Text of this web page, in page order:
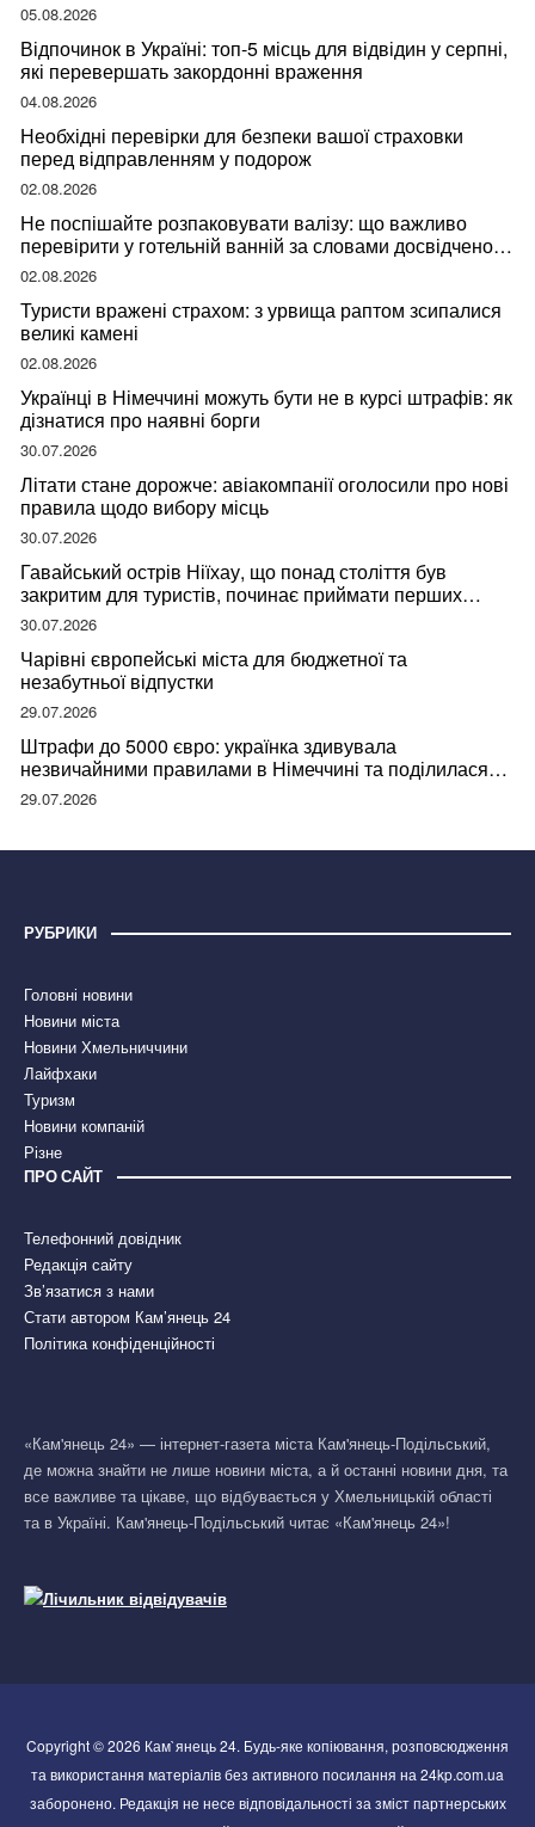
05.08.2026
Відпочинок в Україні: топ-5 місць для відвідин у серпні,
які перевершать закордонні враження
04.08.2026
Необхідні перевірки для безпеки вашої страховки
перед відправленням у подорож
02.08.2026
Не поспішайте розпаковувати валізу: що важливо
перевірити у готельній ванній за словами досвідченої
мандрівниці
02.08.2026
Туристи вражені страхом: з урвища раптом зсипалися
великі камені
02.08.2026
Українці в Німеччині можуть бути не в курсі штрафів: як
дізнатися про наявні борги
30.07.2026
Літати стане дорожче: авіакомпанії оголосили про нові
правила щодо вибору місць
30.07.2026
Гавайський острів Ніїхау, що понад століття був
закритим для туристів, починає приймати перших
відвідувачів
30.07.2026
Чарівні європейські міста для бюджетної та
незабутньої відпустки
29.07.2026
Штрафи до 5000 євро: українка здивувала
незвичайними правилами в Німеччині та поділилася
правдою
29.07.2026
РУБРИКИ
Головні новини
Новини міста
Новини Хмельниччини
Лайфхаки
Туризм
Новини компаній
Різне
ПРО САЙТ
Телефонний довідник
Редакція сайту
Зв’язатися з нами
Стати автором Кам’янець 24
Політика конфіденційності
«Кам'янець 24» — інтернет-газета міста Кам'янець-Подільський,
де можна знайти не лише новини міста, а й останні новини дня, та
все важливе та цікаве, що відбувається у Хмельницькій області
та в Україні. Кам'янець-Подільський читає «Кам'янець 24»!
Copyright © 2026 Кам`янець 24. Будь-яке копіювання, розповсюдження
та використання матеріалів без активного посилання на 24kp.com.ua
заборонено. Редакція не несе відповідальності за зміст партнерських